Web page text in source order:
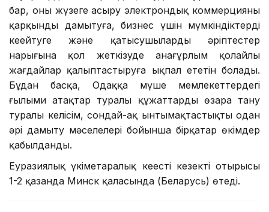
бар, оны жүзеге асыру электрондық коммерцияны
қарқынды дамытуға, бизнес үшін мүмкіндіктерді
кеңейтуге және қатысушылардың әріптестер
нарығына қол жеткізуде анағұрлым қолайлы
жағдайлар қалыптастыруға ықпал ететін болады.
Бұдан басқа, Одаққа мүше мемлекеттердегі
ғылыми атақтар туралы құжаттарды өзара тану
туралы келісім, сондай-ақ ынтымақтастықты одан
әрі дамыту мәселелері бойынша бірқатар өкімдер
қабылданды.
Еуразиялық үкіметаралық кеңестің кезекті отырысы
1-2 қазанда Минск қаласында (Беларусь) өтеді.